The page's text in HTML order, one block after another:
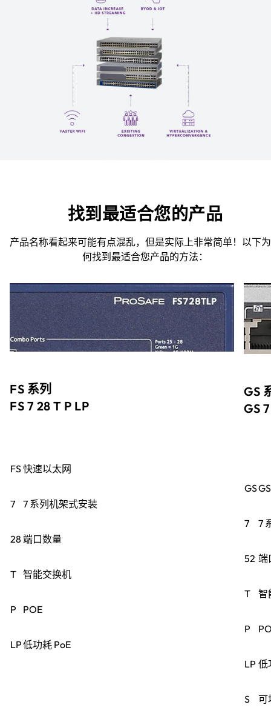
找到最适合您的产品
产品名称看起来可能有点混乱，但是实际上非常简单！以下
何找到最适合您产品的方法：
FS 系列
FS 7 28 T P LP
FS快速以太网
7 7 系列机架式安装
28 端口数量
T 智能交换机
P POE
LP低功耗 PoE
GS
GS
GS
7 7
52 端
T 智
P
LP 低
S 可